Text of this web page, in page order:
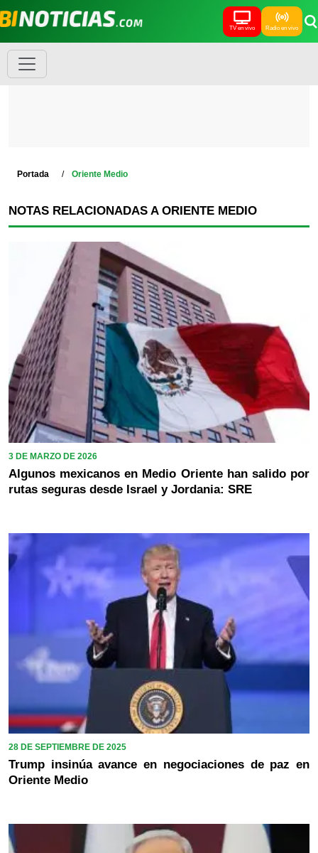
TV en vivo Radio en vivo
Portada Oriente Medio
NOTAS RELACIONADAS A ORIENTE MEDIO
3 DE MARZO DE 2026
Algunos mexicanos en Medio Oriente han salido por
rutas seguras desde Israel y Jordania: SRE
28 DE SEPTIEMBRE DE 2025
Trump insinúa avance en negociaciones de paz en
Oriente Medio